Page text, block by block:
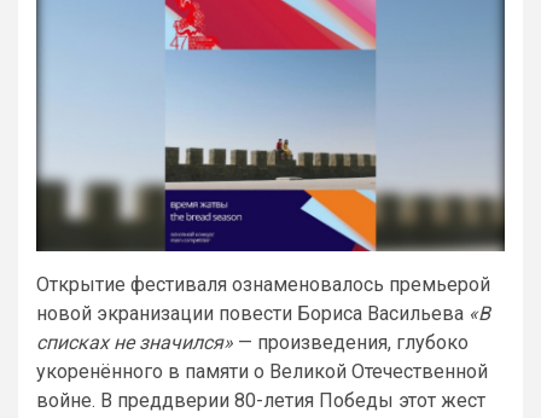
Открытие фестиваля ознаменовалось премьерой
новой экранизации повести Бориса Васильева «В
списках не значился» — произведения, глубоко
укоренённого в памяти о Великой Отечественной
войне. В преддверии 80-летия Победы этот жест